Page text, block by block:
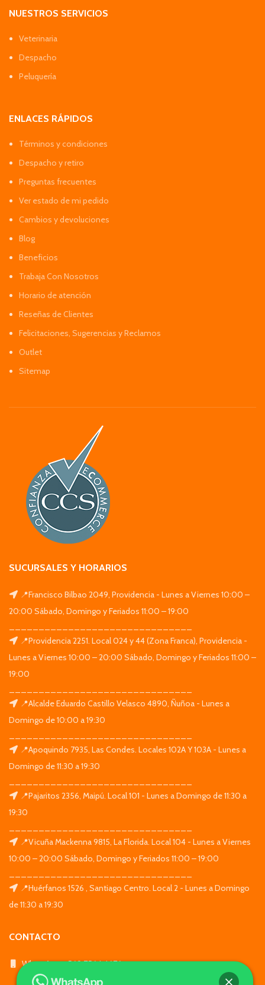
NUESTROS SERVICIOS
Veterinaria
Despacho
Peluquería
ENLACES RÁPIDOS
Términos y condiciones
Despacho y retiro
Preguntas frecuentes
Ver estado de mi pedido
Cambios y devoluciones
Blog
Beneficios
Trabaja Con Nosotros
Horario de atención
Reseñas de Clientes
Felicitaciones, Sugerencias y Reclamos
Outlet
Sitemap
SUCURSALES Y HORARIOS
📍Francisco Bilbao 2049, Providencia - Lunes a Viernes 10:00 –
20:00 Sábado, Domingo y Feriados 11:00 – 19:00
📍Providencia 2251. Local 024 y 44 (Zona Franca), Providencia -
Lunes a Viernes 10:00 – 20:00 Sábado, Domingo y Feriados 11:00 –
19:00
📍Alcalde Eduardo Castillo Velasco 4890, Ñuñoa - Lunes a
Domingo de 10:00 a 19:30
📍Apoquindo 7935, Las Condes. Locales 102A Y 103A - Lunes a
Domingo de 11:30 a 19:30
📍Pajaritos 2356, Maipú. Local 101 - Lunes a Domingo de 11:30 a
19:30
📍Vicuña Mackenna 9815, La Florida. Local 104 - Lunes a Viernes
10:00 – 20:00 Sábado, Domingo y Feriados 11:00 – 19:00
📍Huérfanos 1526 , Santiago Centro. Local 2 - Lunes a Domingo
de 11:30 a 19:30
CONTACTO
WhatsApp: +569 7564 4676